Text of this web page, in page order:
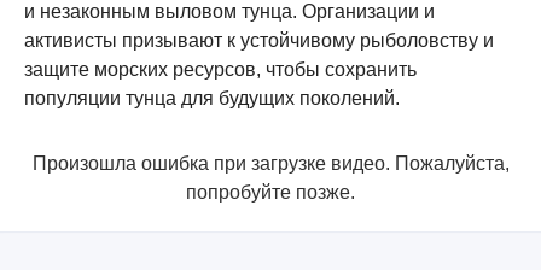
и незаконным выловом тунца. Организации и
активисты призывают к устойчивому рыболовству и
защите морских ресурсов, чтобы сохранить
популяции тунца для будущих поколений.
Произошла ошибка при загрузке видео. Пожалуйста,
попробуйте позже.